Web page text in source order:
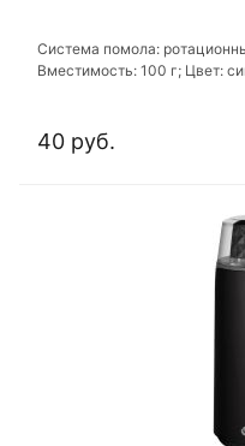
Система помола:
Вместимость: 100 г; Цвет:
40 руб.